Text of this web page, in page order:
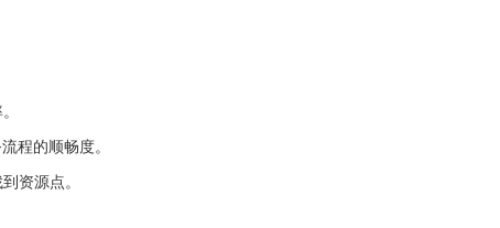
程的顺畅度。
资源点。